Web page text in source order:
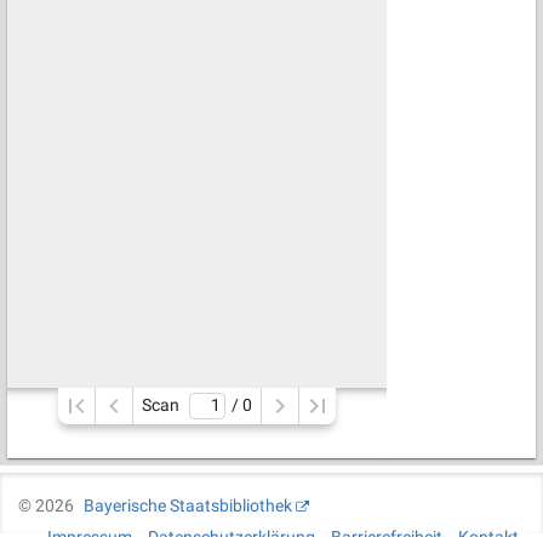
Scan / 0
©2026
Bayerische Staatsbibliothek